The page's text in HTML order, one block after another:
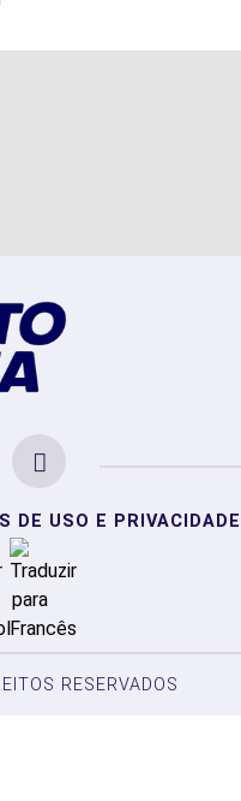
DE USO E PRIVACIDADE
RESERVADOS